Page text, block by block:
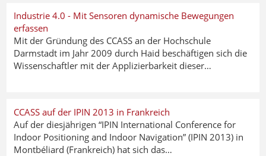
Industrie 4.0 - Mit Sensoren dynamische Bewegungen
erfassen
Mit der Gründung des CCASS an der Hochschule
Darmstadt im Jahr 2009 durch Haid beschäftigen sich die
Wissenschaftler mit der Applizierbarkeit dieser…
CCASS auf der IPIN 2013 in Frankreich
Auf der diesjährigen “IPIN International Conference for
Indoor Positioning and Indoor Navigation” (IPIN 2013) in
Montbéliard (Frankreich) hat sich das…